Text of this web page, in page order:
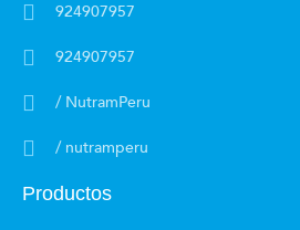
924907957
924907957
/ NutramPeru
/ nutramperu
Productos